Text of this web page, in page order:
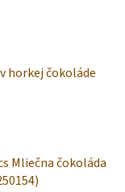
horkej čokoláde
Mliečna čokoláda